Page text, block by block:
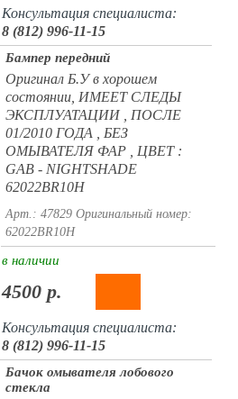
Консультация специалиста:
8 (812) 996-11-15
Бампер передний
Оригинал Б.У в хорошем
состоянии, ИМЕЕТ СЛЕДЫ
ЭКСПЛУАТАЦИИ , ПОСЛЕ
01/2010 ГОДА , БЕЗ
ОМЫВАТЕЛЯ ФАР , ЦВЕТ :
GAB - NIGHTSHADE
62022BR10H
Арт.: 47829 Оригинальный номер:
62022BR10H
в наличии
4500 р.
Консультация специалиста:
8 (812) 996-11-15
Бачок омывателя лобового
стекла